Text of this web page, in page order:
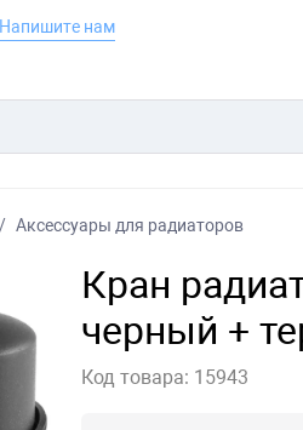
Напишите нам
Аксессуары для радиаторов
Кран
черный +
Код товара: 15943